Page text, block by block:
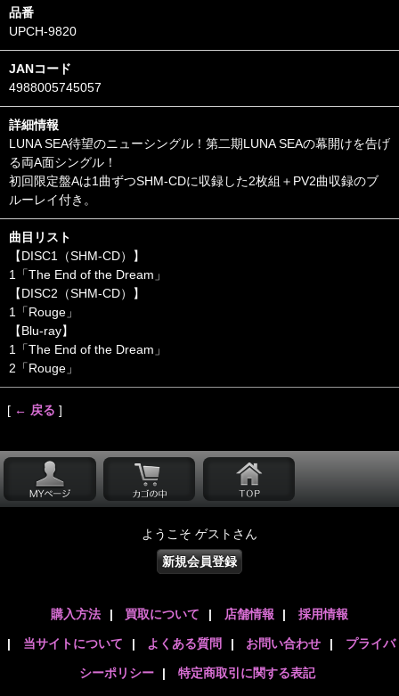
品番
UPCH-9820
JANコード
4988005745057
詳細情報
LUNA SEA待望のニューシングル！第二期LUNA SEAの幕開けを告げ
る両A面シングル！
初回限定盤Aは1曲ずつSHM-CDに収録した2枚組＋PV2曲収録のブ
ルーレイ付き。
曲目リスト
【DISC1（SHM-CD）】
1「The End of the Dream」
【DISC2（SHM-CD）】
1「Rouge」
【Blu-ray】
1「The End of the Dream」
2「Rouge」
[ ← 戻る ]
ようこそ ゲストさん
新規会員登録
購入方法 | 買取について | 店舗情報 | 採用情報
| 当サイトについて | よくある質問 | お問い合わせ | プライバ
シーポリシー | 特定商取引に関する表記